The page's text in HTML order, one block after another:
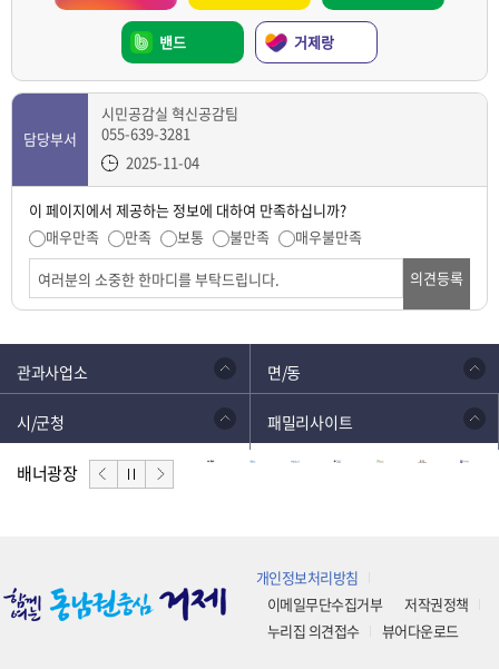
밴드 거제랑
담당부서
시민공감실 혁신공감팀
055-639-3281
2025-11-04
이 페이지에서 제공하는 정보에 대하여 만족하십니까?
매우만족
만족 보통 불만족
매우불만족
의견등록
관과사업소 면/동
시/군청 패밀리사이트
배너광장
개인정보처리방침
이메일무단수집거부
저작권정책
누리집 의견접수
뷰어다운로드